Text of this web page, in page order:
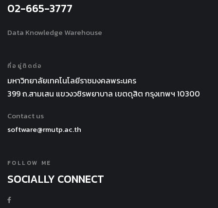
02-665-3777
Data Knowledge Warehouse
ที่อยู่ติดต่อ
มหาวิทยาลัยเทคโนโลยีราชมงคลพระนคร
399 ถ.สามเสน แขวงวชิรพยาบาล เขตดุสิต กรุงเทพฯ 10300
Contact us
software@rmutp.ac.th
FOLLOW ME
SOCIALLY CONNECT